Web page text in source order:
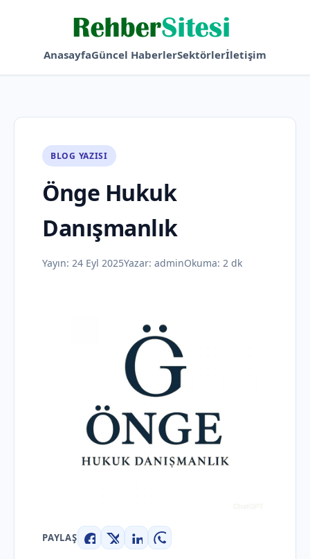
AnasayfaGüncel HaberlerSektörlerİletişim
BLOG YAZISI
Önge Hukuk
Danışmanlık
Yayın: 24 Eyl 2025Yazar: adminOkuma: 2 dk
PAYLAŞ
Facebook
X LinkedInWhatsApp